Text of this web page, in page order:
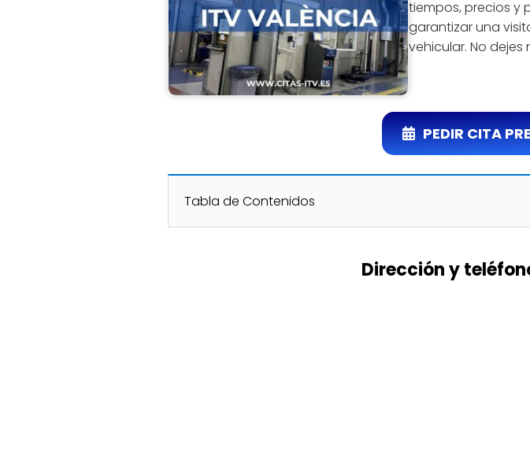
tiempos, precios y
garantizar una
vehicular. No
PEDIR CITA
Tabla de Contenidos
Dirección y